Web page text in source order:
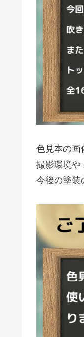
色見本の画
撮影環境や
今後の塗装